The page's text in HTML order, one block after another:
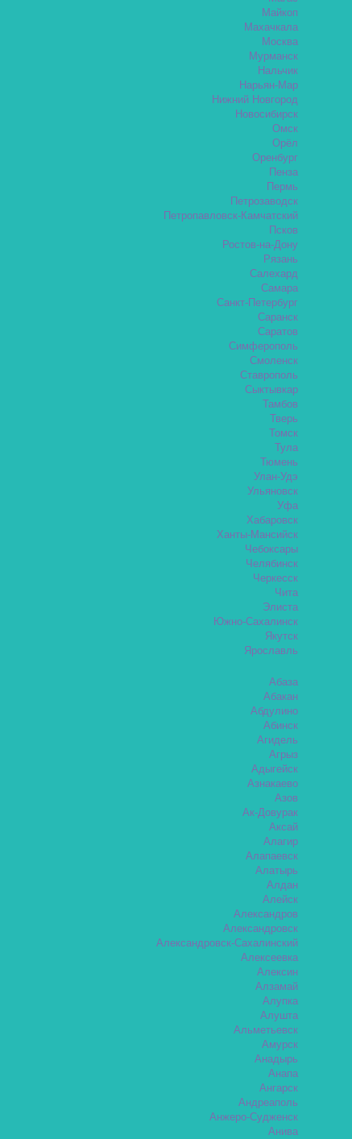
Майкоп
Махачкала
Москва
Мурманск
Нальчик
Нарьян-Мар
Нижний Новгород
Новосибирск
Омск
Орёл
Оренбург
Пенза
Пермь
Петрозаводск
Петропавловск-Камчатский
Псков
Ростов-на-Дону
Рязань
Салехард
Самара
Санкт-Петербург
Саранск
Саратов
Симферополь
Смоленск
Ставрополь
Сыктывкар
Тамбов
Тверь
Томск
Тула
Тюмень
Улан-Удэ
Ульяновск
Уфа
Хабаровск
Ханты-Мансийск
Чебоксары
Челябинск
Черкесск
Чита
Элиста
Южно-Сахалинск
Якутск
Ярославль
Абаза
Абакан
Абдулино
Абинск
Агидель
Агрыз
Адыгейск
Азнакаево
Азов
Ак-Довурак
Аксай
Алагир
Алапаевск
Алатырь
Алдан
Алейск
Александров
Александровск
Александровск-Сахалинский
Алексеевка
Алексин
Алзамай
Алупка
Алушта
Альметьевск
Амурск
Анадырь
Анапа
Ангарск
Андреаполь
Анжеро-Судженск
Анива